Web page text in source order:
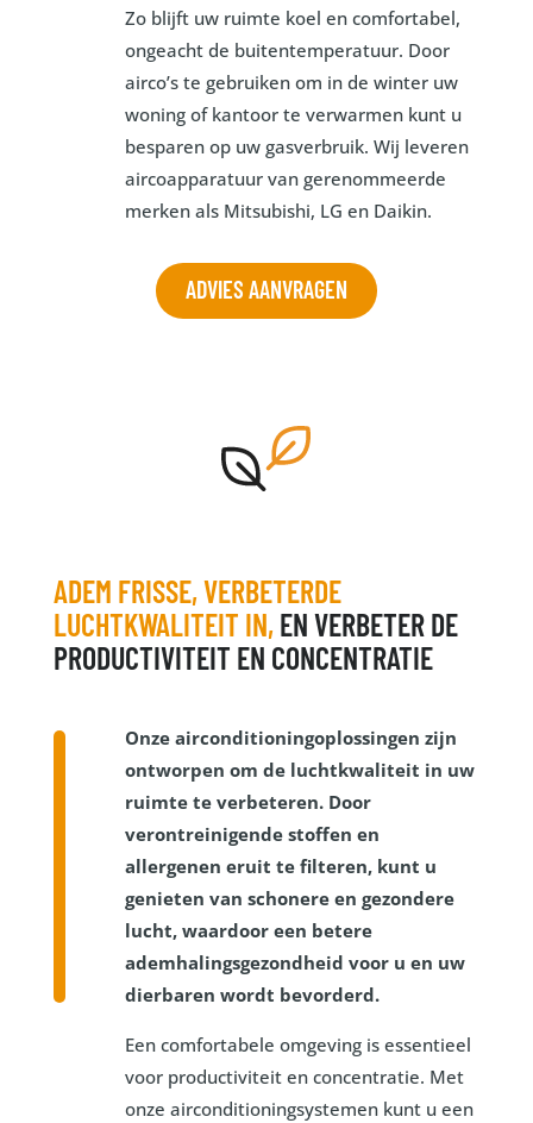
Zo blijft uw ruimte koel en comfortabel,
ongeacht de buitentemperatuur. Door
airco’s te gebruiken om in de winter uw
woning of kantoor te verwarmen kunt u
besparen op uw gasverbruik. Wij leveren
aircoapparatuur van gerenommeerde
merken als Mitsubishi, LG en Daikin.
ADVIES AANVRAGEN
ADEM FRISSE, VERBETERDE
LUCHTKWALITEIT IN,EN VERBETER DE
PRODUCTIVITEIT EN CONCENTRATIE
Onze airconditioningoplossingen zijn
ontworpen om de luchtkwaliteit in uw
ruimte te verbeteren. Door
verontreinigende stoffen en
allergenen eruit te filteren, kunt u
genieten van schonere en gezondere
lucht, waardoor een betere
ademhalingsgezondheid voor u en uw
dierbaren wordt bevorderd.
Een comfortabele omgeving is essentieel
voor productiviteit en concentratie. Met
onze airconditioningsystemen kunt u een